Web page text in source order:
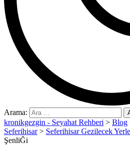
Arama:
kronikgezgin - Seyahat Rehberi > Blog
Seferihisar> Seferihisar Gezilecek
ŞenliĞi